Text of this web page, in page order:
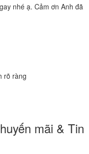
nhé ạ. Cảm ơn Anh đã
rõ ràng
mãi & Tin